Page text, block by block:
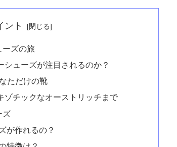
ント
ーズの旅
ューズが注目されるのか？
ただけの靴
ゾチックなオーストリッチまで
ズ
が作れるの？